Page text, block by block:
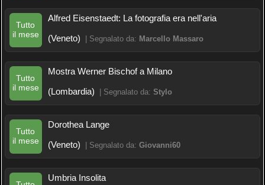
Tutto
il mese
Alfred Eisenstaedt: La fotografia era nell'aria
(Veneto)
| Segnalato da: Marcello Massaro
Tutto
il mese
Mostra Werner Bischof a Milano
(Lombardia)
| Segnalato da: Stylo
Tutto
il mese
Dorothea Lange
(Veneto)
| Segnalato da: Giovanni60
Umbria Insolita